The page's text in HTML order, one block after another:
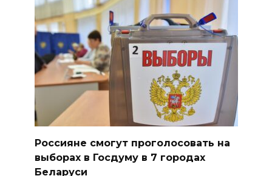
Россияне смогут проголосовать на
выборах в Госдуму в 7 городах
Беларуси